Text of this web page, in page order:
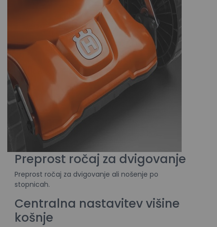
Preprost ročaj za dvigovanje
Preprost ročaj za dvigovanje ali nošenje po
stopnicah.
Centralna nastavitev višine
košnje